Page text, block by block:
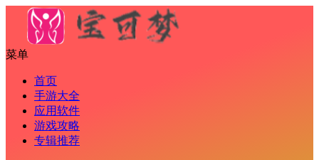
菜单
首页
手游大全
应用软件
游戏攻略
专辑推荐